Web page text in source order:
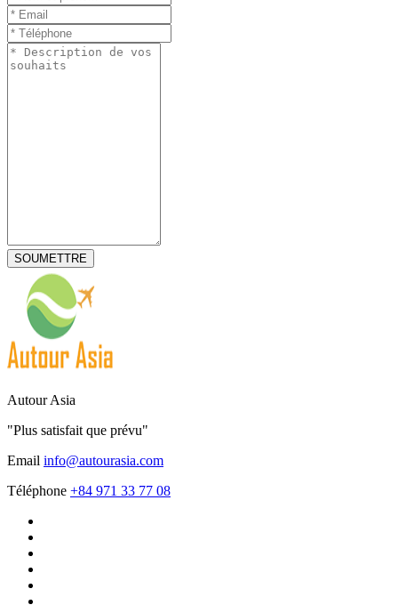
Autour Asia
"Plus satisfait que prévu"
Email info@autourasia.com
Téléphone +84 971 33 77 08